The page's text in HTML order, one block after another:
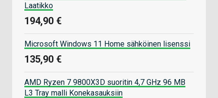
Laatikko
194,90 €
Microsoft Windows 11 Home sähköinen lisenssi
135,90 €
AMD Ryzen 7 9800X3D suoritin 4,7 GHz 96 MB
L3 Tray malli Konekasauksiin